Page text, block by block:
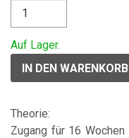
Auf Lager.
Theorie:
Zugang für 16